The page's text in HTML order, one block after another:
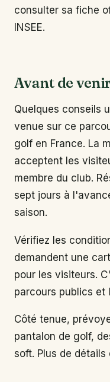
consulter sa fiche
INSEE.
Avant de
Quelques conseils
venue sur ce
golf en France. La
acceptent les
membre du club.
sept jours à
saison.
Vérifiez les
demandent une
pour les visiteurs.
parcours publics et
Côté tenue,
pantalon de golf,
soft. Plus de détails